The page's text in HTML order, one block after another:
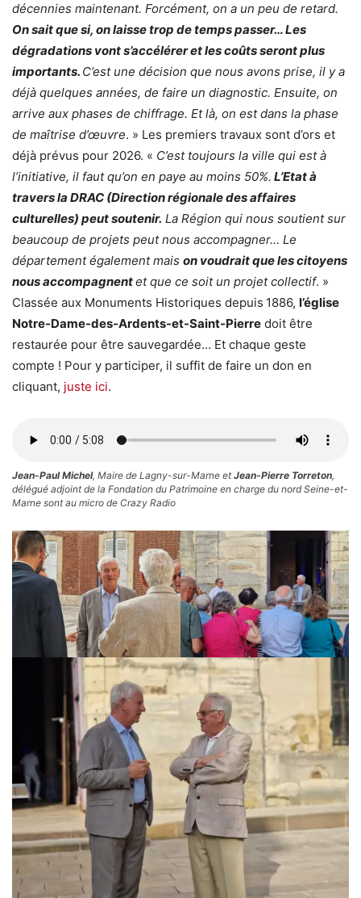
décennies maintenant. Forcément, on a un peu de retard.
On sait que si, on laisse trop de temps passer… Les
dégradations vont s’accélérer et les coûts seront plus
importants. C’est une décision que nous avons prise, il y a
déjà quelques années, de faire un diagnostic. Ensuite, on
arrive aux phases de chiffrage. Et là, on est dans la phase
de maîtrise d’œuvre. » Les premiers travaux sont d’ors et
déjà prévus pour 2026. « C’est toujours la ville qui est à
l’initiative, il faut qu’on en paye au moins 50%. L’Etat à
travers la DRAC (Direction régionale des affaires
culturelles) peut soutenir. La Région qui nous soutient sur
beaucoup de projets peut nous accompagner… Le
département également mais on voudrait que les citoyens
nous accompagnentet que ce soit un projet collectif. »
Classée aux Monuments Historiques depuis 1886, l’église
Notre-Dame-des-Ardents-et-Saint-Pierre doit être
restaurée pour être sauvegardée… Et chaque geste
compte ! Pour y participer, il suffit de faire un don en
cliquant, juste ici.
Jean-Paul Michel, Maire de Lagny-sur-Marne etJean-Pierre Torreton,
délégué adjoint de la Fondation du Patrimoine en charge du nord Seine-et-
Marne sont au micro de Crazy Radio